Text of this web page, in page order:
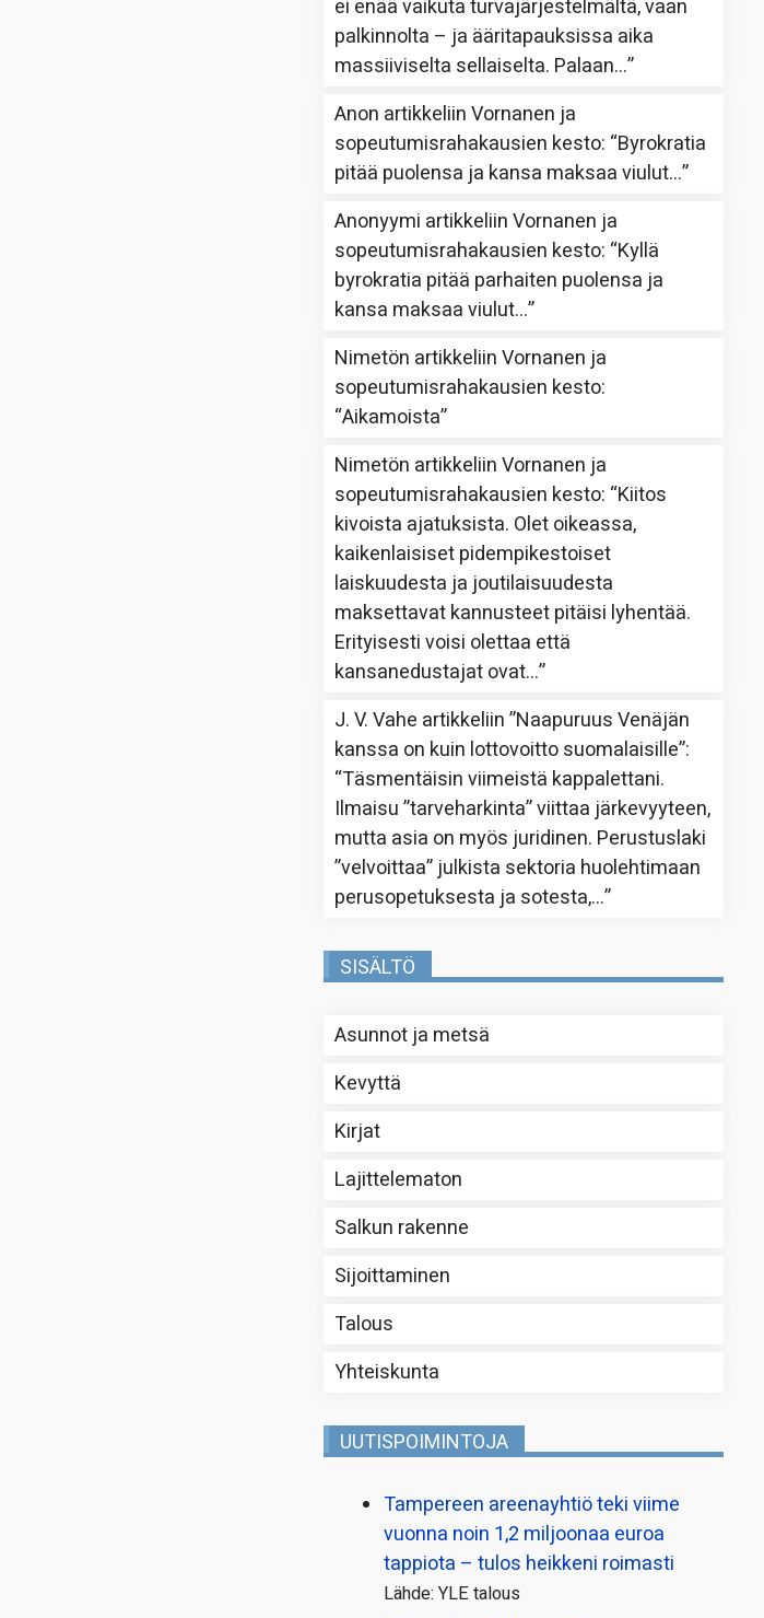
ei enää vaikuta turvajärjestelmältä, vaan
palkinnolta – ja ääritapauksissa aika
massiiviselta sellaiselta. Palaan…”
Anon artikkeliinVornanen ja
sopeutumisrahakausien kesto: “Byrokratia
pitää puolensa ja kansa maksaa viulut…”
Anonyymi artikkeliinVornanen ja
sopeutumisrahakausien kesto: “Kyllä
byrokratia pitää parhaiten puolensa ja
kansa maksaa viulut…”
Nimetön artikkeliinVornanen ja
sopeutumisrahakausien kesto:
“Aikamoista”
Nimetön artikkeliinVornanen ja
sopeutumisrahakausien kesto: “Kiitos
kivoista ajatuksista. Olet oikeassa,
kaikenlaisiset pidempikestoiset
laiskuudesta ja joutilaisuudesta
maksettavat kannusteet pitäisi lyhentää.
Erityisesti voisi olettaa että
kansanedustajat ovat…”
J. V. Vahe artikkeliin”Naapuruus Venäjän
kanssa on kuin lottovoitto suomalaisille”:
“Täsmentäisin viimeistä kappalettani.
Ilmaisu ”tarveharkinta” viittaa järkevyyteen,
mutta asia on myös juridinen. Perustuslaki
”velvoittaa” julkista sektoria huolehtimaan
perusopetuksesta ja sotesta,…”
SISÄLTÖ
Asunnot ja metsä
Kevyttä
Kirjat
Lajittelematon
Salkun rakenne
Sijoittaminen
Talous
Yhteiskunta
UUTISPOIMINTOJA
Tampereen areenayhtiö teki viime
vuonna noin 1,2 miljoonaa euroa
tappiota – tulos heikkeni roimasti
Lähde: YLE talous